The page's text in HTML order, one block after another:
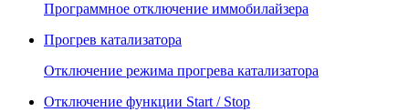
Программное отключение иммобилайзера
Прогрев катализатора
Отключение режима прогрева катализатора
Отключение функции Start / Stop